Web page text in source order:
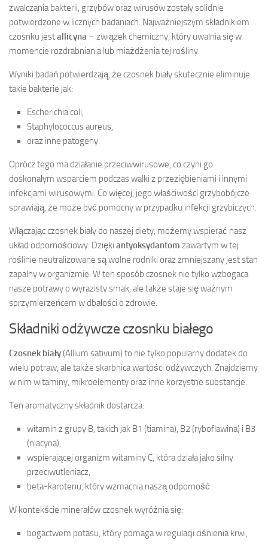
zwalczania bakterii, grzybów oraz wirusów zostały solidnie
potwierdzone w licznych badaniach. Najważniejszym składnikiem
czosnku jestallicyna – związek chemiczny, który uwalnia się w
momencie rozdrabniania lub miażdżenia tej rośliny.
Wyniki badań potwierdzają, że czosnek biały skutecznie eliminuje
takie bakterie jak:
Escherichia coli,
Staphylococcus aureus,
oraz inne patogeny.
Oprócz tego ma działanie przeciwwirusowe, co czyni go
doskonałym wsparciem podczas walki z przeziębieniami i innymi
infekcjami wirusowymi. Co więcej, jego właściwości grzybobójcze
sprawiają, że może być pomocny w przypadku infekcji grzybiczych.
Włączając czosnek biały do naszej diety, możemy wspierać nasz
układ odpornościowy. Dzięki antyoksydantom zawartym w tej
roślinie neutralizowane są wolne rodniki oraz zmniejszany jest stan
zapalny w organizmie. W ten sposób czosnek nie tylko wzbogaca
nasze potrawy o wyrazisty smak, ale także staje się ważnym
sprzymierzeńcem w dbałości o zdrowie.
Składniki odżywcze czosnku białego
Czosnek biały(Allium sativum) to nie tylko popularny dodatek do
wielu potraw, ale także skarbnica wartości odżywczych. Znajdziemy
w nim witaminy, mikroelementy oraz inne korzystne substancje.
Ten aromatyczny składnik dostarcza:
witamin z grupy B, takich jak B1 (tiamina), B2 (ryboflawina) i B3
(niacyna),
wspierającej organizm witaminy C, która działa jako silny
przeciwutleniacz,
beta-karotenu, który wzmacnia naszą odporność.
W kontekście minerałów czosnek wyróżnia się:
bogactwem potasu, który pomaga w regulacji ciśnienia krwi,